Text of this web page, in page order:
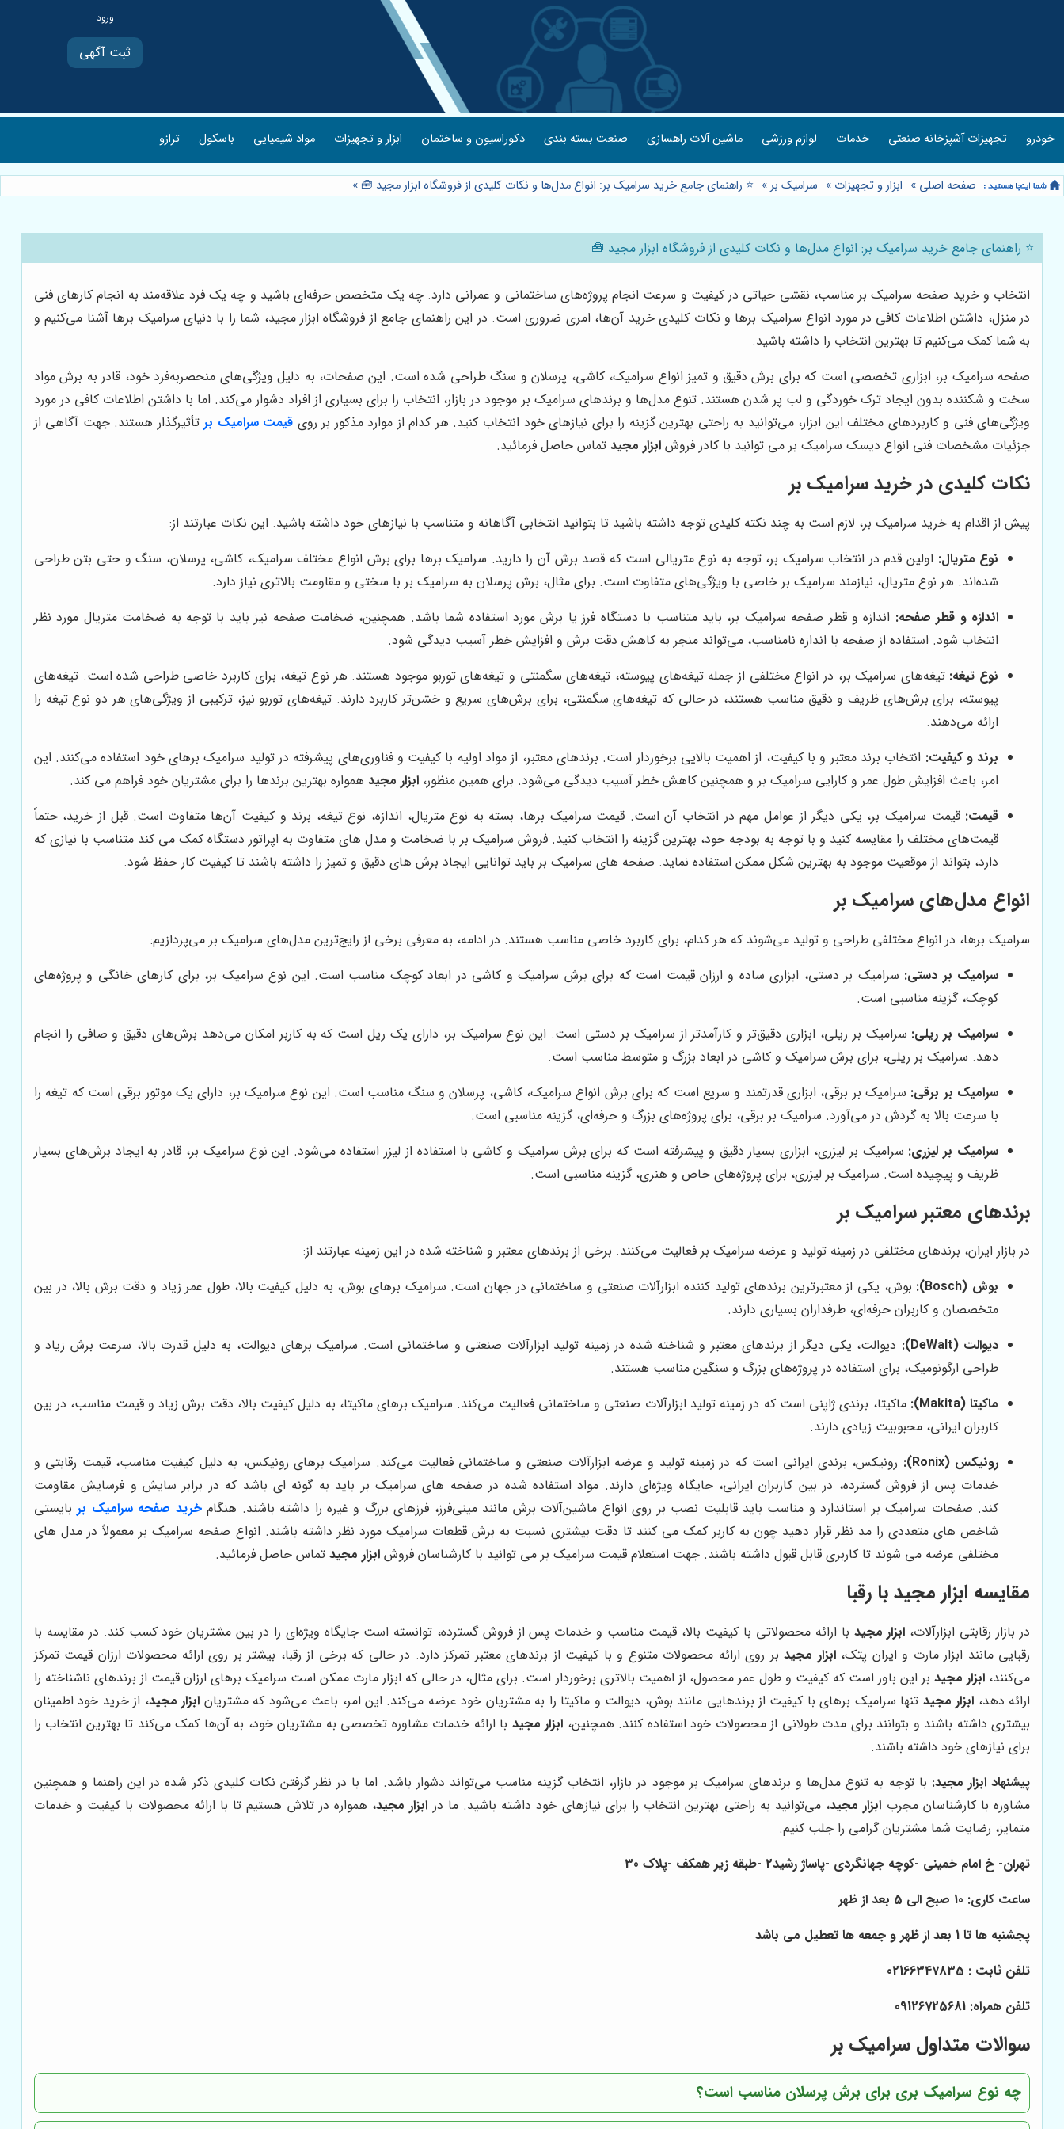
ثبت آگهی
خودرو تجهیزات آشپزخانه صنعتی خدمات لوازم ورزشی ماشین آلات راهسازی صنعت بسته بندی دکوراسیون و ساختمان ابزار و تجهیزات مواد شیمیایی باسکول ترازو
صفحه اصلی » ابزار و تجهیزات » سرامیک بر» ⭐️ راهنمای جامع خرید سرامیک بر: انواع مدل‌ها و نکات کلیدی از فروشگاه ابزار مجید 🧰 »
⭐️ راهنمای جامع خرید سرامیک بر: انواع مدل‌ها و نکات کلیدی از فروشگاه ابزار مجید 🧰
انتخاب و خرید صفحه سرامیک بر مناسب، نقشی حیاتی در کیفیت و سرعت انجام پروژه‌های ساختمانی و عمرانی دارد. چه یک متخصص حرفه‌ای باشید و چه یک فرد علاقه‌مند به انجام کارهای فنی
در منزل، داشتن اطلاعات کافی در مورد انواع سرامیک برها و نکات کلیدی خرید آن‌ها، امری ضروری است. در این راهنمای جامع از فروشگاه ابزار مجید، شما را با دنیای سرامیک برها آشنا می‌کنیم و
به شما کمک می‌کنیم تا بهترین انتخاب را داشته باشید.
صفحه سرامیک بر، ابزاری تخصصی است که برای برش دقیق و تمیز انواع سرامیک، کاشی، پرسلان و سنگ طراحی شده است. این صفحات، به دلیل ویژگی‌های منحصربه‌فرد خود، قادر به برش مواد
سخت و شکننده بدون ایجاد ترک خوردگی و لب پر شدن هستند. تنوع مدل‌ها و برندهای سرامیک بر موجود در بازار، انتخاب را برای بسیاری از افراد دشوار می‌کند. اما با داشتن اطلاعات کافی در مورد
ویژگی‌های فنی و کاربردهای مختلف این ابزار، می‌توانید به راحتی بهترین گزینه را برای نیازهای خود انتخاب کنید. هر کدام از موارد مذکور بر روی قیمت سرامیک برتأثیرگذار هستند. جهت آگاهی از
جزئیات مشخصات فنی انواع دیسک سرامیک بر می توانید با کادر فروش ابزار مجیدتماس حاصل فرمائید.
نکات کلیدی در خرید سرامیک بر
پیش از اقدام به خرید سرامیک بر، لازم است به چند نکته کلیدی توجه داشته باشید تا بتوانید انتخابی آگاهانه و متناسب با نیازهای خود داشته باشید. این نکات عبارتند از:
نوع متریال: اولین قدم در انتخاب سرامیک بر، توجه به نوع متریالی است که قصد برش آن را دارید. سرامیک برها برای برش انواع مختلف سرامیک، کاشی، پرسلان، سنگ و حتی بتن طراحی
شده‌اند. هر نوع متریال، نیازمند سرامیک بر خاصی با ویژگی‌های متفاوت است. برای مثال، برش پرسلان به سرامیک بر با سختی و مقاومت بالاتری نیاز دارد.
اندازه و قطر صفحه: اندازه و قطر صفحه سرامیک بر، باید متناسب با دستگاه فرز یا برش مورد استفاده شما باشد. همچنین، ضخامت صفحه نیز باید با توجه به ضخامت متریال مورد نظر
انتخاب شود. استفاده از صفحه با اندازه نامناسب، می‌تواند منجر به کاهش دقت برش و افزایش خطر آسیب دیدگی شود.
نوع تیغه: تیغه‌های سرامیک بر، در انواع مختلفی از جمله تیغه‌های پیوسته، تیغه‌های سگمنتی و تیغه‌های توربو موجود هستند. هر نوع تیغه، برای کاربرد خاصی طراحی شده است. تیغه‌های
پیوسته، برای برش‌های ظریف و دقیق مناسب هستند، در حالی که تیغه‌های سگمنتی، برای برش‌های سریع و خشن‌تر کاربرد دارند. تیغه‌های توربو نیز، ترکیبی از ویژگی‌های هر دو نوع تیغه را
ارائه می‌دهند.
برند و کیفیت: انتخاب برند معتبر و با کیفیت، از اهمیت بالایی برخوردار است. برندهای معتبر، از مواد اولیه با کیفیت و فناوری‌های پیشرفته در تولید سرامیک برهای خود استفاده می‌کنند. این
امر، باعث افزایش طول عمر و کارایی سرامیک بر و همچنین کاهش خطر آسیب دیدگی می‌شود. برای همین منظور، ابزار مجیدهمواره بهترین برندها را برای مشتریان خود فراهم می کند.
قیمت: قیمت سرامیک بر، یکی دیگر از عوامل مهم در انتخاب آن است. قیمت سرامیک برها، بسته به نوع متریال، اندازه، نوع تیغه، برند و کیفیت آن‌ها متفاوت است. قبل از خرید، حتماً
قیمت‌های مختلف را مقایسه کنید و با توجه به بودجه خود، بهترین گزینه را انتخاب کنید. فروش سرامیک بر با ضخامت و مدل های متفاوت به اپراتور دستگاه کمک می کند متناسب با نیازی که
دارد، بتواند از موقعیت موجود به بهترین شکل ممکن استفاده نماید. صفحه های سرامیک بر باید توانایی ایجاد برش های دقیق و تمیز را داشته باشند تا کیفیت کار حفظ شود.
انواع مدل‌های سرامیک بر
سرامیک برها، در انواع مختلفی طراحی و تولید می‌شوند که هر کدام، برای کاربرد خاصی مناسب هستند. در ادامه، به معرفی برخی از رایج‌ترین مدل‌های سرامیک بر می‌پردازیم:
سرامیک بر دستی: سرامیک بر دستی، ابزاری ساده و ارزان قیمت است که برای برش سرامیک و کاشی در ابعاد کوچک مناسب است. این نوع سرامیک بر، برای کارهای خانگی و پروژه‌های
کوچک، گزینه مناسبی است.
سرامیک بر ریلی: سرامیک بر ریلی، ابزاری دقیق‌تر و کارآمدتر از سرامیک بر دستی است. این نوع سرامیک بر، دارای یک ریل است که به کاربر امکان می‌دهد برش‌های دقیق و صافی را انجام
دهد. سرامیک بر ریلی، برای برش سرامیک و کاشی در ابعاد بزرگ و متوسط مناسب است.
سرامیک بر برقی: سرامیک بر برقی، ابزاری قدرتمند و سریع است که برای برش انواع سرامیک، کاشی، پرسلان و سنگ مناسب است. این نوع سرامیک بر، دارای یک موتور برقی است که تیغه را
با سرعت بالا به گردش در می‌آورد. سرامیک بر برقی، برای پروژه‌های بزرگ و حرفه‌ای، گزینه مناسبی است.
سرامیک بر لیزری: سرامیک بر لیزری، ابزاری بسیار دقیق و پیشرفته است که برای برش سرامیک و کاشی با استفاده از لیزر استفاده می‌شود. این نوع سرامیک بر، قادر به ایجاد برش‌های بسیار
ظریف و پیچیده است. سرامیک بر لیزری، برای پروژه‌های خاص و هنری، گزینه مناسبی است.
برندهای معتبر سرامیک بر
در بازار ایران، برندهای مختلفی در زمینه تولید و عرضه سرامیک بر فعالیت می‌کنند. برخی از برندهای معتبر و شناخته شده در این زمینه عبارتند از:
بوش (Bosch):
بوش، یکی از معتبرترین برندهای تولید کننده ابزارآلات صنعتی و ساختمانی در جهان است. سرامیک برهای بوش، به دلیل کیفیت بالا، طول عمر زیاد و دقت برش بالا، در بین
متخصصان و کاربران حرفه‌ای، طرفداران بسیاری دارند.
دیوالت (DeWalt):
دیوالت، یکی دیگر از برندهای معتبر و شناخته شده در زمینه تولید ابزارآلات صنعتی و ساختمانی است. سرامیک برهای دیوالت، به دلیل قدرت بالا، سرعت برش زیاد و
طراحی ارگونومیک، برای استفاده در پروژه‌های بزرگ و سنگین مناسب هستند.
ماکیتا (Makita):
ماکیتا، برندی ژاپنی است که در زمینه تولید ابزارآلات صنعتی و ساختمانی فعالیت می‌کند. سرامیک برهای ماکیتا، به دلیل کیفیت بالا، دقت برش زیاد و قیمت مناسب، در بین
کاربران ایرانی، محبوبیت زیادی دارند.
رونیکس (Ronix):
رونیکس، برندی ایرانی است که در زمینه تولید و عرضه ابزارآلات صنعتی و ساختمانی فعالیت می‌کند. سرامیک برهای رونیکس، به دلیل کیفیت مناسب، قیمت رقابتی و
خدمات پس از فروش گسترده، در بین کاربران ایرانی، جایگاه ویژه‌ای دارند. مواد استفاده شده در صفحه های سرامیک بر باید به گونه ای باشد که در برابر سایش و فرسایش مقاومت
کند. صفحات سرامیک بر استاندارد و مناسب باید قابلیت نصب بر روی انواع ماشین‌آلات برش مانند مینی‌فرز، فرزهای بزرگ و غیره را داشته باشند. هنگامخرید صفحه سرامیک بربایستی
شاخص های متعددی را مد نظر قرار دهید چون به کاربر کمک می کنند تا دقت بیشتری نسبت به برش قطعات سرامیک مورد نظر داشته باشند. انواع صفحه سرامیک بر معمولاً در مدل های
مختلفی عرضه می شوند تا کاربری قابل قبول داشته باشند. جهت استعلام قیمت سرامیک بر می توانید با کارشناسان فروش ابزار مجیدتماس حاصل فرمائید.
مقایسه ابزار مجید با رقبا
در بازار رقابتی ابزارآلات، ابزار مجید با ارائه محصولاتی با کیفیت بالا، قیمت مناسب و خدمات پس از فروش گسترده، توانسته است جایگاه ویژه‌ای را در بین مشتریان خود کسب کند. در مقایسه با
رقبایی مانند ابزار مارت و ایران پتک،ابزار مجیدبر روی ارائه محصولات متنوع و با کیفیت از برندهای معتبر تمرکز دارد. در حالی که برخی از رقبا، بیشتر بر روی ارائه محصولات ارزان قیمت تمرکز
می‌کنند، ابزار مجیدبر این باور است که کیفیت و طول عمر محصول، از اهمیت بالاتری برخوردار است. برای مثال، در حالی که ابزار مارت ممکن است سرامیک برهای ارزان قیمت از برندهای ناشناخته را
ارائه دهد، ابزار مجید تنها سرامیک برهای با کیفیت از برندهایی مانند بوش، دیوالت و ماکیتا را به مشتریان خود عرضه می‌کند. این امر، باعث می‌شود که مشتریان ابزار مجید، از خرید خود اطمینان
بیشتری داشته باشند و بتوانند برای مدت طولانی از محصولات خود استفاده کنند. همچنین، ابزار مجید با ارائه خدمات مشاوره تخصصی به مشتریان خود، به آن‌ها کمک می‌کند تا بهترین انتخاب را
برای نیازهای خود داشته باشند.
پیشنهاد ابزار مجید: با توجه به تنوع مدل‌ها و برندهای سرامیک بر موجود در بازار، انتخاب گزینه مناسب می‌تواند دشوار باشد. اما با در نظر گرفتن نکات کلیدی ذکر شده در این راهنما و همچنین
مشاوره با کارشناسان مجرب ابزار مجید، می‌توانید به راحتی بهترین انتخاب را برای نیازهای خود داشته باشید. ما در ابزار مجید، همواره در تلاش هستیم تا با ارائه محصولات با کیفیت و خدمات
متمایز، رضایت شما مشتریان گرامی را جلب کنیم.
تهران- خ امام خمینی -کوچه جهانگردی -پاساژ رشید2 -طبقه زیر همکف -پلاک 30
ساعت کاری: 10 صبح الی 5 بعد از ظهر
پجشنبه ها تا 1 بعد از ظهر و جمعه ها تعطیل می باشد
تلفن ثابت : 02166347835
تلفن همراه: 09126725681
سوالات متداول سرامیک بر
چه نوع سرامیک بری برای برش پرسلان مناسب است؟